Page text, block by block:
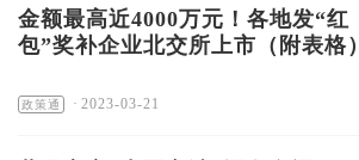
金额最高近4000万元！各地发“红
包”奖补企业北交所上市（附表格）
政策通 · 2023-03-21